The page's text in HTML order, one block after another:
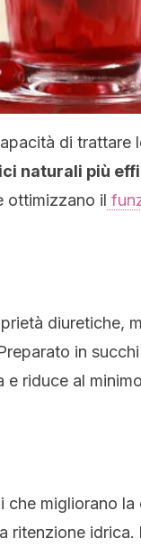
di trattare
naturali più
ottimizzano il
diuretiche,
in
e riduce al
migliorano la
ritenzione idrica.